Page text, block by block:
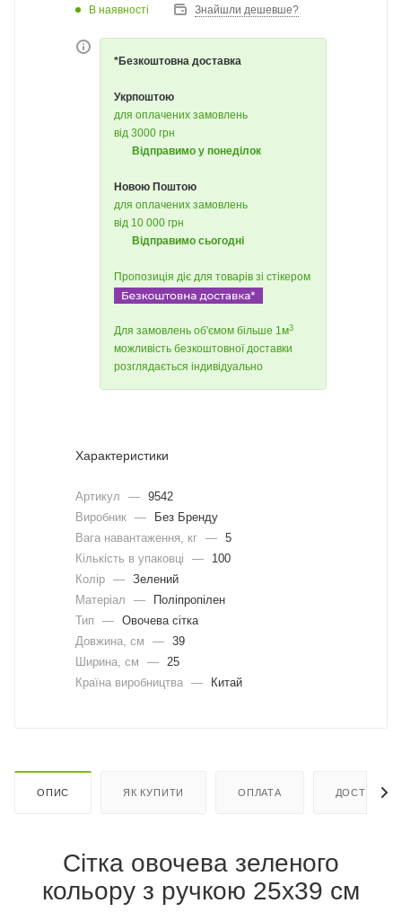
В наявності Знайшли дешевше?
*Безкоштовна доставка
Укрпоштою
для оплачених замовлень
від 3000 грн
Відправимо у понеділок
Новою Поштою
для оплачених замовлень
від 10 000 грн
Відправимо сьогодні
Пропозиція діє для товарів зі стікером
Для замовлень об'ємом більше 1м3
можливість безкоштовної доставки
розглядається індивідуально
Характеристики
Артикул — 9542
Виробник —
Без Бренду
Вага навантаження, кг — 5
Кількість в упаковці
—
100
Колір — Зелений
Матеріал
—
Поліпропілен
Тип
— Овочева сітка
Довжина, cм
— 39
Ширина, cм
—
25
Країна виробництва — Китай
ОПИС ЯК КУПИТИ ОПЛАТА ДОСТАВКА
Сітка овочева зеленого
кольору з ручкою 25х39 см